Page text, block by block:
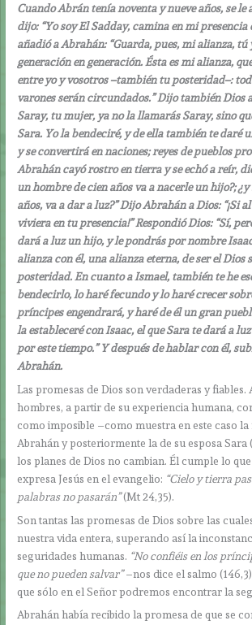
Cuando Abrán tenía noventa y nueve años, se le
dijo: “Yo soy El Sadday, camina en mi presencia
añadió a Abrahán: “Guarda, pues, mi alianza,
generación en generación. Ésta es mi alianza,
entre yo y vosotros –también tu posteridad–:
varones serán circundados.” Dijo también Dios
Saray, tu mujer, ya no la llamarás Saray, sino
Sara. Yo la bendeciré, y de ella también te daré
y se convertirá en naciones; reyes de pueblos
Abrahán cayó rostro en tierra y se echó a reír,
un hombre de cien años va a nacerle un hijo?;
años, va a dar a luz?” Dijo Abrahán a Dios: “¡Si
viviera en tu presencia!” Respondió Dios: “Sí,
dará a luz un hijo, y le pondrás por nombre
alianza con él, una alianza eterna, de ser el Dios
posteridad. En cuanto a Ismael, también te he
bendecirlo, lo haré fecundo y lo haré crecer
príncipes engendrará, y haré de él un gran
la estableceré con Isaac, el que Sara te dará a
por este tiempo.” Y después de hablar con él,
Abrahán.
Las promesas de Dios son verdaderas y fiables.
hombres, a partir de su experiencia humana,
como imposible –como muestra en este caso la
Abrahán y posteriormente la de su esposa Sara
los planes de Dios no cambian. Él cumple lo
expresa Jesús en el evangelio: “Cielo y tierra
palabras no pasarán”(Mt 24,35).
Son tantas las promesas de Dios sobre las
nuestra vida entera, superando así la
seguridades humanas. “No confiéis en los
que no pueden salvar”–nos dice el salmo
que sólo en el Señor podremos encontrar la
Abrahán había recibido la promesa de que se